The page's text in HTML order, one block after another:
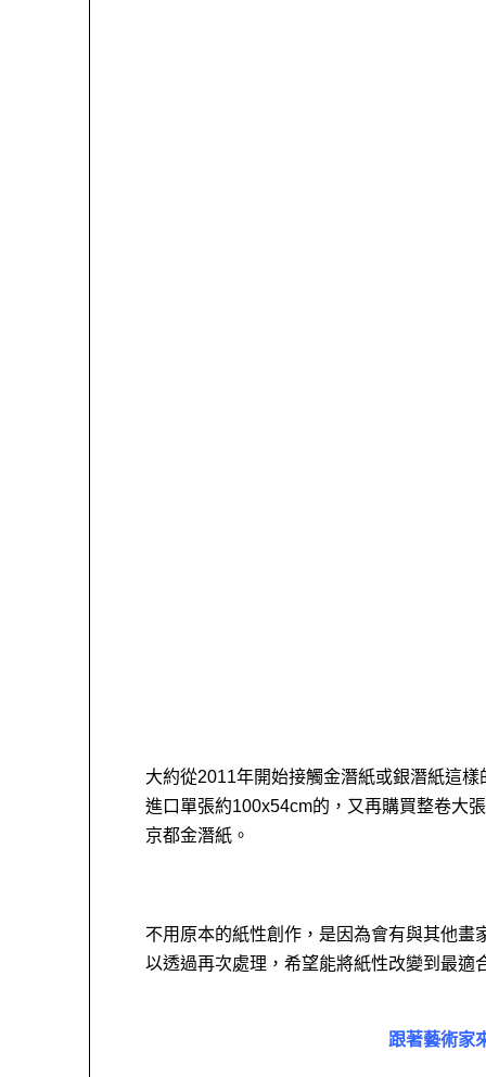
大約從2011年開始接觸金潛紙或銀潛紙這
進口單張約100x54cm的，又再購買整卷大
京都金潛紙。
不用原本的紙性創作，是因為會有與其他
以透過再次處理，希望能將紙性改變到最適
跟著藝術家